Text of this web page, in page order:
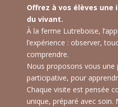
Offrez à vos élèves
du vivant.
À la ferme Lutreboise,
l’expérience : observer,
comprendre.
Nous proposons vous une
participative, pour
Chaque visite est pensée
unique, préparé avec soin.